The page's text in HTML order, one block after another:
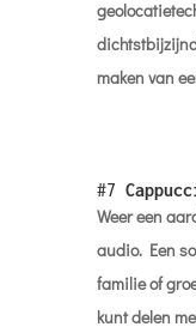
maken van
#7
Weer een
audio. Een
familie of
kunt delen